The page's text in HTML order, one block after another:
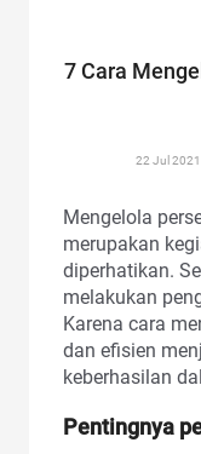
7 Cara
22 Jul 2021
Mengelola
merupakan
diperhatikan.
melakukan
Karena cara
dan efisien
keberhasilan
Pentingnya